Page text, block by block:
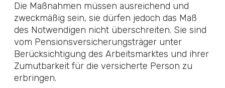
Die Maßnahmen müssen ausreichend und
zweckmäßig sein, sie dürfen jedoch das Maß
des Notwendigen nicht überschreiten. Sie sind
vom Pensionsversicherungsträger unter
Berücksichtigung des Arbeitsmarktes und ihrer
Zumutbarkeit für die versicherte Person zu
erbringen.